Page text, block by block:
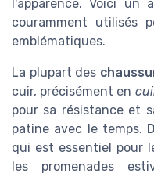
l'apparence. Voici un
couramment utilisés
emblématiques.
La plupart des
cuir, précisément en
pour sa résistance et
patine avec le temps.
qui est essentiel pour
les promenades